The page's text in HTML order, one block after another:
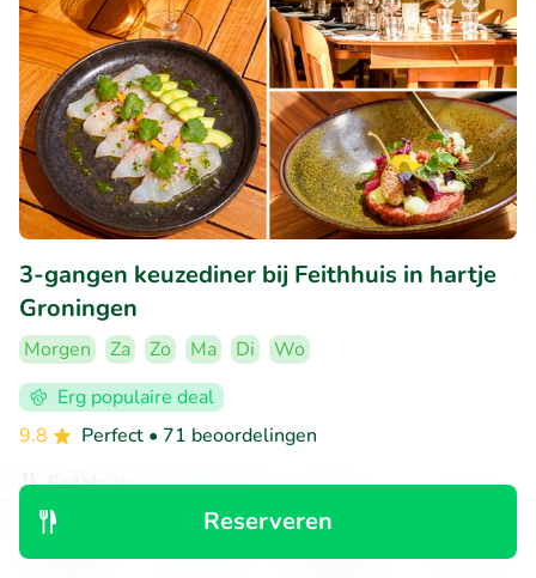
Reserveren
3-gangen keuzediner bij Feithhuis in hartje
Groningen
Morgen Za Zo Ma Di
Wo
Erg populaire deal
9.8
Perfect • 71 beoordelingen
Feithhuis
Groningen (1km)
Verkocht: 134
€44,50 €27,50